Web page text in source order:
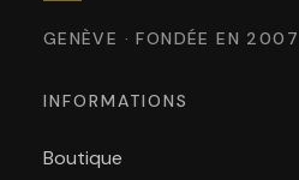
GENÈVE · FONDÉE EN 2007
INFORMATIONS
Boutique